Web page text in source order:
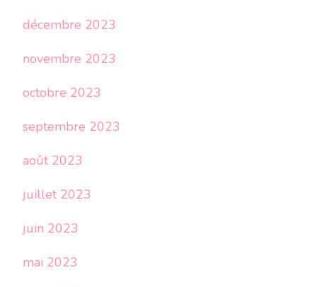
décembre 2023
novembre 2023
octobre 2023
septembre 2023
août 2023
juillet 2023
juin 2023
mai 2023